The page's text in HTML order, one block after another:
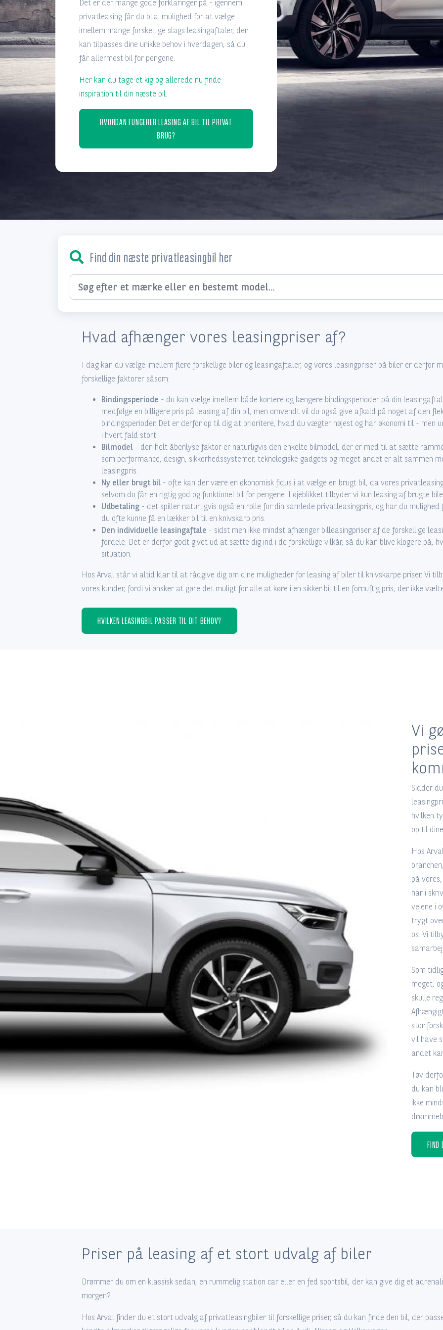
Det er der mange gode forklaringer på - igennem
privatleasing får du bl.a. mulighed for at vælge
imellem mange forskellige slags leasingaftaler, der
kan tilpasses dine unikke behov i hverdagen, så du
får allermest bil for pengene.
Her kan du tage et kig og allerede nu finde
inspiration til din næste bil.
HVORDAN FUNGERER LEASING AF BIL TIL PRIVAT
BRUG?
Find din næste privatleasingbil her
Søg efter et mærke eller en bestemt model...
Hvad afhænger vores leasingpriser af?
I dag kan du vælge imellem flere forskellige biler og leasingaftaler, og vores leasingpriser på biler er derfor
forskellige faktorer såsom:
Bindingsperiode - du kan vælge imellem både kortere og længere bindingsperioder på din
medfølge en billigere pris på leasing af din bil, men omvendt vil du også give afkald på noget af den
bindingsperioder. Det er derfor op til dig at prioritere, hvad du vægter højest og har økonomi til - men
i hvert fald stort.
Bilmodel - den helt åbenlyse faktor er naturligvis den enkelte bilmodel, der er med til at sætte
som performance, design, sikkerhedssystemer, teknologiske gadgets og meget andet er alt
leasingpris.
Ny eller brugt bil - ofte kan der være en økonomisk fidus i at vælge en brugt bil, da vores
selvom du får en rigtig god og funktionel bil for pengene. I øjeblikket tilbyder vi kun leasing af brugte
Udbetaling - det spiller naturligvis også en rolle for din samlede privatleasingpris, og har du
du ofte kunne få en lækker bil til en knivskarp pris.
Den individuelle leasingaftale - sidst men ikke mindst afhænger billeasingpriser af de forskellige
fordele. Det er derfor godt givet ud at sætte dig ind i de forskellige vilkår, så du kan blive klogere på,
situation.
Hos Arval står vi altid klar til at rådgive dig om dine muligheder for leasing af biler til knivskarpe priser. Vi
vores kunder, fordi vi ønsker at gøre det muligt for alle at køre i en sikker bil til en fornuftig pris, der ikke
HVILKEN LEASINGBIL PASSER TIL DIT BEHOV?
Vi
Sidder
hvilken
op til
Hos
på
har i
vejene i
trygt
os. Vi
Som
meget,
skulle
stor
vil have
andet
Tøv
du kan
ikke
FIND
Priser på leasing af et stort udvalg af biler
Drømmer du om en klassisk sedan, en rummelig station car eller en fed sportsbil, der kan give dig et
morgen?
Hos Arval finder du et stort udvalg af privatleasingbiler til forskellige priser, så du kan finde den bil, der